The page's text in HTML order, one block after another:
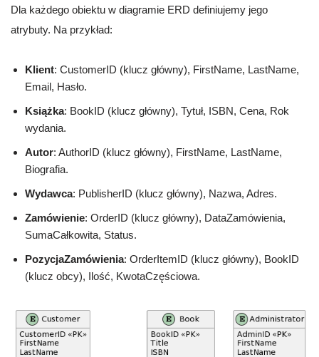
Dla każdego obiektu w diagramie ERD definiujemy jego
atrybuty. Na przykład:
Klient: CustomerID (klucz główny), FirstName, LastName,
Email, Hasło.
Książka: BookID (klucz główny), Tytuł, ISBN, Cena, Rok
wydania.
Autor: AuthorID (klucz główny), FirstName, LastName,
Biografia.
Wydawca: PublisherID (klucz główny), Nazwa, Adres.
Zamówienie: OrderID (klucz główny), DataZamówienia,
SumaCałkowita, Status.
PozycjaZamówienia: OrderItemID (klucz główny), BookID
(klucz obcy), Ilość, KwotaCzęściowa.